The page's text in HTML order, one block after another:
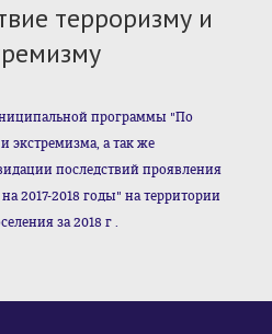
терроризму и
программы "По
экстремизма, а так же
последствий проявления
2017-2018 годы" на территории
за 2018 г .